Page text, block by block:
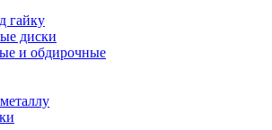
гайку
диски
и обдирочные